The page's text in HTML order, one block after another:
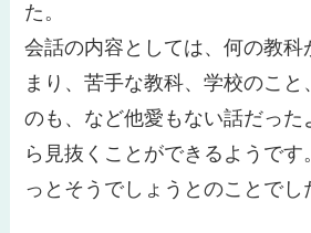
た。
会話の内容としては、何の教科
まり、苦手な教科、学校のこと
のも、など他愛もない話だった
ら見抜くことができるようです
っとそうでしょうとのことでし